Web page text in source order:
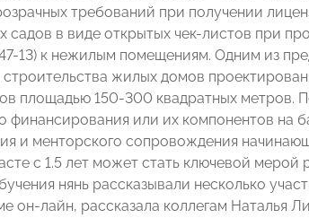
требований при получении
садов в виде открытых чек-листов при
13) к нежилым помещениям. Одним из
жилых домов
площадью 150-300 квадратных метров.
финансирования или их компонентов на
и менторского сопровождения
с 1.5 лет может стать ключевой мерой
нянь рассказывали несколько
он-лайн, рассказала коллегам Наталья